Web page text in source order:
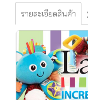
รายละเอียดสินค้า